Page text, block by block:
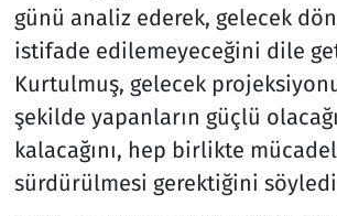
günü analiz ederek, gelecek
istifade edilemeyeceğini dile
Kurtulmuş, gelecek
şekilde yapanların güçlü
kalacağını, hep birlikte
sürdürülmesi gerektiğini